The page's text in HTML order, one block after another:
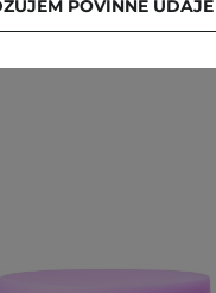
POVINNÉ ÚDAJE